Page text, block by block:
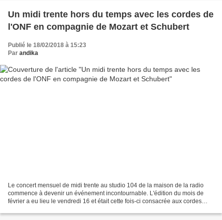
Un midi trente hors du temps avec les cordes de
l'ONF en compagnie de Mozart et Schubert
Publié le 18/02/2018 à 15:23
Par andika
Le concert mensuel de midi trente au studio 104 de la maison de la radio
commence à devenir un événement incontournable. L'édition du mois de
février a eu lieu le vendredi 16 et était cette fois-ci consacrée aux cordes